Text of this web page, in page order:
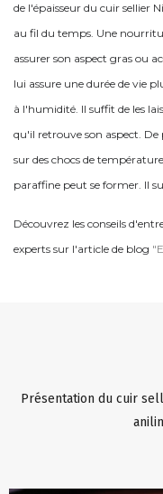
de l'épaisseur du cuir sellier
au fil du temps. Une
assurer son aspect gras ou
lui assure une durée de vie
à l'humidité. Il suffit de les
qu'il retrouve son aspect. De
sur des chocs de
paraffine peut se former. Il
Découvrez les conseils
experts sur l'article de blog
Présentation du cuir